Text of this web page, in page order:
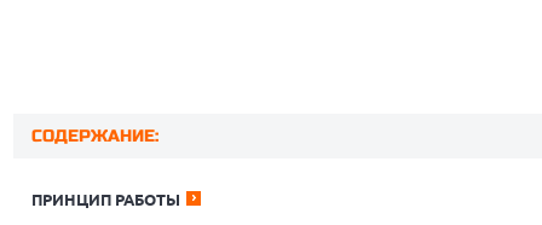
СОДЕРЖАНИЕ:
ПРИНЦИП РАБОТЫ